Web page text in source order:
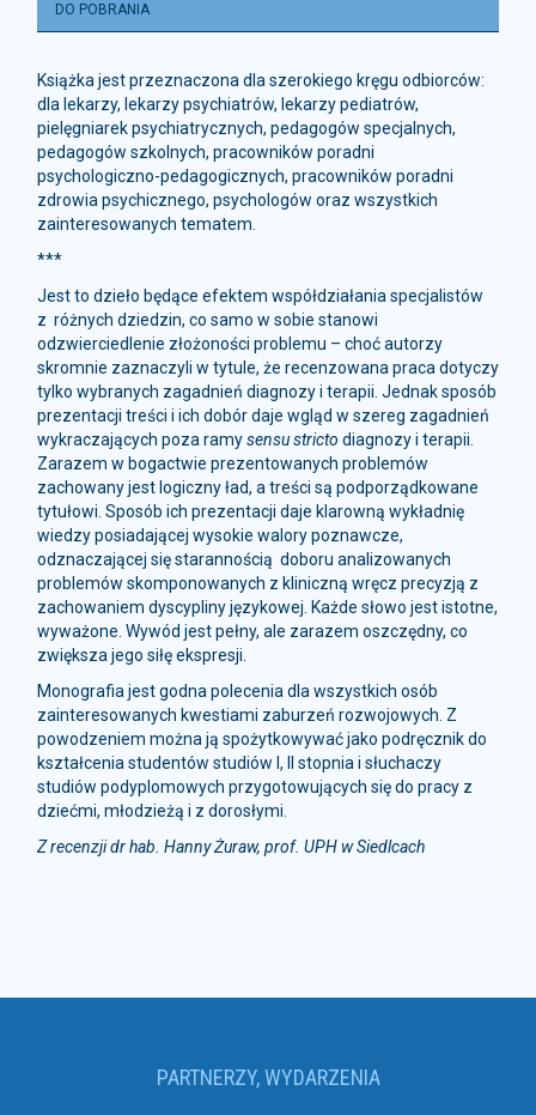
DO POBRANIA
Książka jest przeznaczona dla szerokiego kręgu odbiorców:
dla lekarzy, lekarzy psychiatrów, lekarzy pediatrów,
pielęgniarek psychiatrycznych, pedagogów specjalnych,
pedagogów szkolnych, pracowników poradni
psychologiczno-pedagogicznych, pracowników poradni
zdrowia psychicznego, psychologów oraz wszystkich
zainteresowanych tematem.
***
Jest to dzieło będące efektem współdziałania specjalistów
z różnych dziedzin, co samo w sobie stanowi
odzwierciedlenie złożoności problemu – choć autorzy
skromnie zaznaczyli w tytule, że recenzowana praca dotyczy
tylko wybranych zagadnień diagnozy i terapii. Jednak sposób
prezentacji treści i ich dobór daje wgląd w szereg zagadnień
wykraczających poza ramysensu stricto diagnozy i terapii.
Zarazem w bogactwie prezentowanych problemów
zachowany jest logiczny ład, a treści są podporządkowane
tytułowi. Sposób ich prezentacji daje klarowną wykładnię
wiedzy posiadającej wysokie walory poznawcze,
odznaczającej się starannością doboru analizowanych
problemów skomponowanych z kliniczną wręcz precyzją z
zachowaniem dyscypliny językowej. Każde słowo jest istotne,
wyważone. Wywód jest pełny, ale zarazem oszczędny, co
zwiększa jego siłę ekspresji.
Monografia jest godna polecenia dla wszystkich osób
zainteresowanych kwestiami zaburzeń rozwojowych. Z
powodzeniem można ją spożytkowywać jako podręcznik do
kształcenia studentów studiów I, II stopnia i słuchaczy
studiów podyplomowych przygotowujących się do pracy z
dziećmi, młodzieżą i z dorosłymi.
Z recenzji dr hab. Hanny Żuraw, prof. UPH w Siedlcach
PARTNERZY, WYDARZENIA